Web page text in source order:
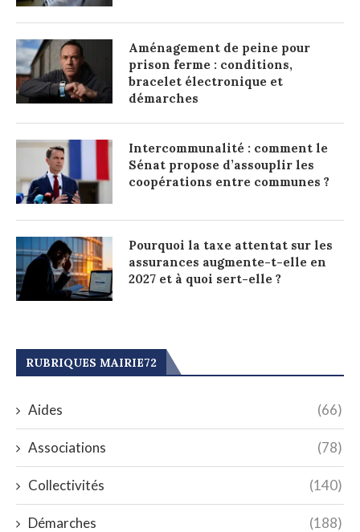
Aménagement de peine pour
prison ferme : conditions,
bracelet électronique et
démarches
Intercommunalité : comment le
Sénat propose d’assouplir les
coopérations entre communes ?
Pourquoi la taxe attentat sur les
assurances augmente-t-elle en
2027 et à quoi sert-elle ?
RUBRIQUES MAIRIE72
Aides (66)
Associations (78)
Collectivités (140)
Démarches (188)